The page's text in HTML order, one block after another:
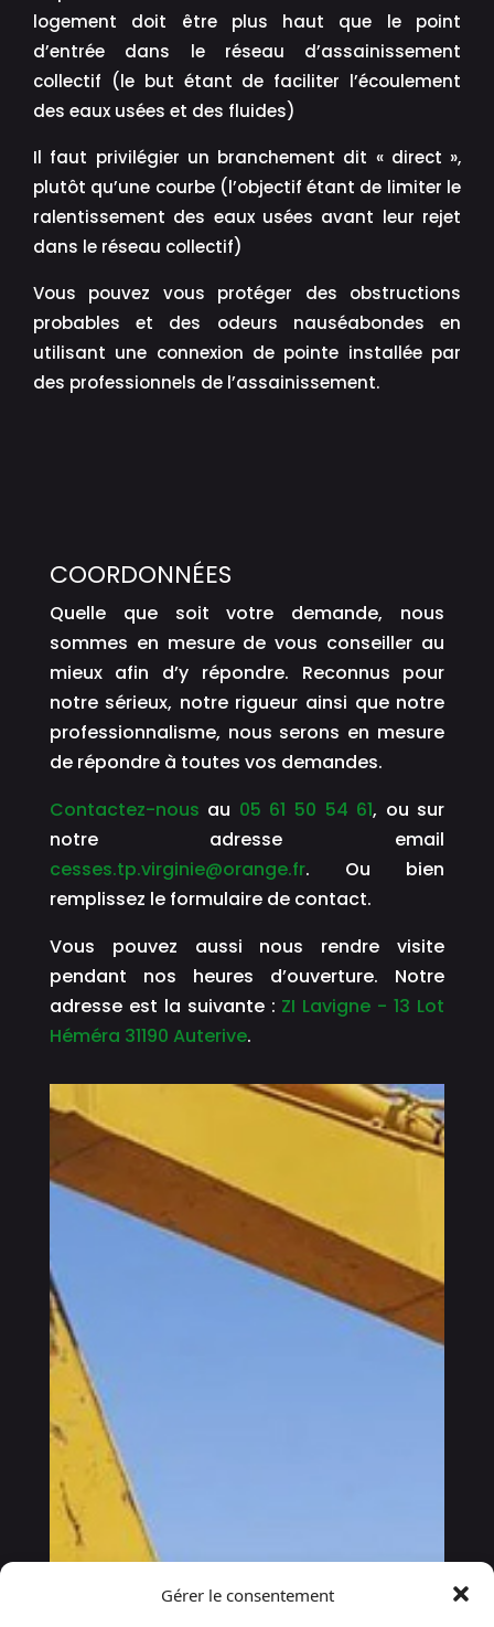
Gérer le consentement
logement doit être plus haut que le point
d’entrée dans le réseau d’assainissement
collectif (le but étant de faciliter l’écoulement
des eaux usées et des fluides)
Il faut privilégier un branchement dit « direct »,
plutôt qu’une courbe (l’objectif étant de limiter le
ralentissement des eaux usées avant leur rejet
dans le réseau collectif)
Vous pouvez vous protéger des obstructions
probables et des odeurs nauséabondes en
utilisant une connexion de pointe installée par
des professionnels de l’assainissement.
COORDONNÉES
Quelle que soit votre demande, nous
sommes en mesure de vous conseiller au
mieux afin d’y répondre. Reconnus pour
notre sérieux, notre rigueur ainsi que notre
professionnalisme, nous serons en mesure
de répondre à toutes vos demandes.
Contactez-nous au 05 61 50 54 61, ou sur
notre adresse email
cesses.tp.virginie@orange.fr. Ou bien
remplissez le formulaire de contact.
Vous pouvez aussi nous rendre visite
pendant nos heures d’ouverture. Notre
adresse est la suivante : ZI Lavigne - 13 Lot
Héméra 31190 Auterive.